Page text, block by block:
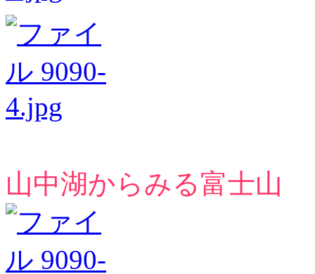
山中湖からみる富士山